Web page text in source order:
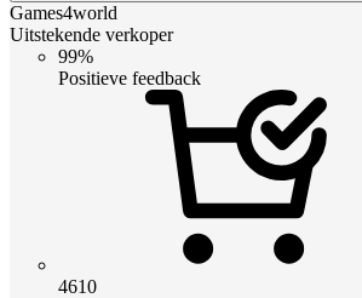
Games4world
Uitstekende verkoper
99%
Positieve feedback
4610